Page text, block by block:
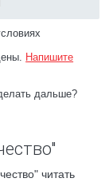
Напишите
дальше?
читать